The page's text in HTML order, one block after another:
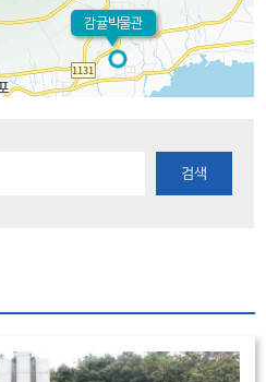
감귤박물관
검색